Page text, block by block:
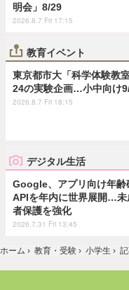
明会」8/29
2026.8.7 Fri 17:15
教育イベント
東京都市大「科学体験教室
24の実験企画…小中向け
2026.8.7 Fri 18:15
デジタル生活
Google、アプリ向け年齢
APIを年内に世界展開…未
者保護を強化
2026.7.31 Fri 13:45
ホーム › 教育・受験 › 小学生 ›